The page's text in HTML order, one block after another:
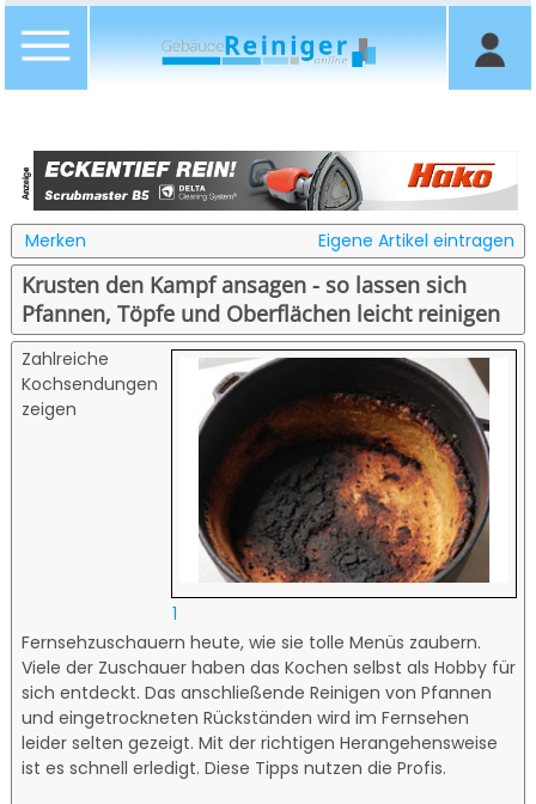
Merken Eigene Artikel eintragen
Krusten den Kampf ansagen - so lassen sich
Pfannen, Töpfe und Oberflächen leicht reinigen
1
Zahlreiche
Kochsendungen
zeigen
Fernsehzuschauern heute, wie sie tolle Menüs zaubern.
Viele der Zuschauer haben das Kochen selbst als Hobby für
sich entdeckt. Das anschließende Reinigen von Pfannen
und eingetrockneten Rückständen wird im Fernsehen
leider selten gezeigt. Mit der richtigen Herangehensweise
ist es schnell erledigt. Diese Tipps nutzen die Profis.